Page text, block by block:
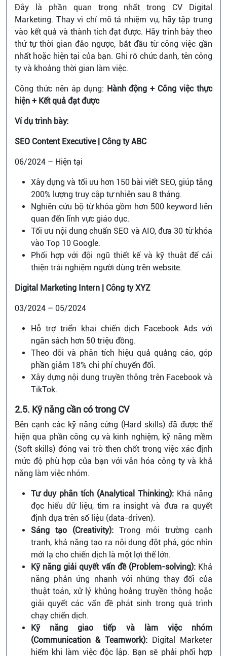
Đây là phần quan trọng nhất trong CV Digital
Marketing. Thay vì chỉ mô tả nhiệm vụ, hãy tập trung
vào kết quả và thành tích đạt được. Hãy trình bày theo
thứ tự thời gian đảo ngược, bắt đầu từ công việc gần
nhất hoặc hiện tại của bạn. Ghi rõ chức danh, tên công
ty và khoảng thời gian làm việc.
Công thức nên áp dụng: Hành động + Công việc thực
hiện + Kết quả đạt được
Ví dụ trình bày:
SEO Content Executive | Công ty ABC
06/2024 – Hiện tại
Xây dựng và tối ưu hơn 150 bài viết SEO, giúp tăng
200% lượng truy cập tự nhiên sau 8 tháng.
Nghiên cứu bộ từ khóa gồm hơn 500 keyword liên
quan đến lĩnh vực giáo dục.
Tối ưu nội dung chuẩn SEO và AIO, đưa 30 từ khóa
vào Top 10 Google.
Phối hợp với đội ngũ thiết kế và kỹ thuật để cải
thiện trải nghiệm người dùng trên website.
Digital Marketing Intern | Công ty XYZ
03/2024 – 05/2024
Hỗ trợ triển khai chiến dịch Facebook Ads với
ngân sách hơn 50 triệu đồng.
Theo dõi và phân tích hiệu quả quảng cáo, góp
phần giảm 18% chi phí chuyển đổi.
Xây dựng nội dung truyền thông trên Facebook và
TikTok.
2.5. Kỹ năng cần có trong CV
Bên cạnh các kỹ năng cứng (Hard skills) đã được thể
hiện qua phần công cụ và kinh nghiệm, kỹ năng mềm
(Soft skills) đóng vai trò then chốt trong việc xác định
mức độ phù hợp của bạn với văn hóa công ty và khả
năng làm việc nhóm.
Tư duy phân tích (Analytical Thinking): Khả năng
đọc hiểu dữ liệu, tìm ra insight và đưa ra quyết
định dựa trên số liệu (data-driven).
Sáng tạo (Creativity): Trong môi trường cạnh
tranh, khả năng tạo ra nội dung đột phá, góc nhìn
mới lạ cho chiến dịch là một lợi thế lớn.
Kỹ năng giải quyết vấn đề (Problem-solving):Khả
năng phản ứng nhanh với những thay đổi của
thuật toán, xử lý khủng hoảng truyền thông hoặc
giải quyết các vấn đề phát sinh trong quá trình
chạy chiến dịch.
Kỹ năng giao tiếp và làm việc nhóm
(Communication & Teamwork): Digital Marketer
hiếm khi làm việc độc lập. Bạn sẽ phải phối hợp